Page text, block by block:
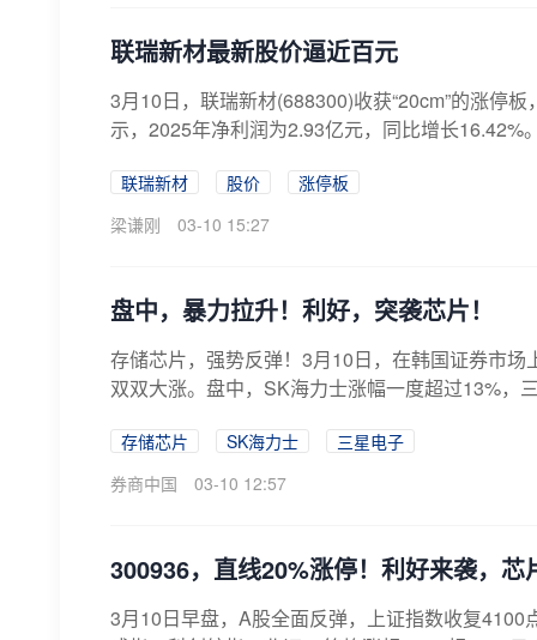
联瑞新材最新股价逼近百元
3月10日，联瑞新材(688300)收获“20cm”的涨停
示，2025年净利润为2.93亿元，同比增长16.42%
联瑞新材 股价
涨停板
梁谦刚
03-10 15:27
盘中，暴力拉升！利好，突袭芯片！
存储芯片，强势反弹！3月10日，在韩国证券市
双双大涨。盘中，SK海力士涨幅一度超过13%，
存储芯片 SK海力士
三星电子
券商中国
03-10 12:57
300936，直线20%涨停！利好来袭，芯
3月10日早盘，A股全面反弹，上证指数收复